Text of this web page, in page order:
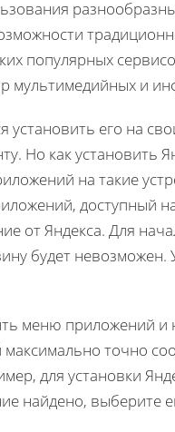
популярных
мультимедийных и
установить его на
Но как установить
на такие
доступный
от Яндекса. Для
будет
меню приложений и
максимально точно
для установки
найдено, выберите